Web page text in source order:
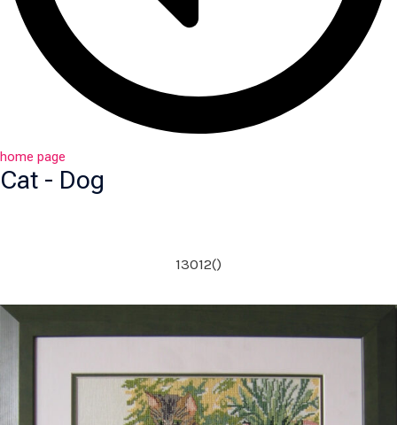
home page
Cat - Dog
13012()